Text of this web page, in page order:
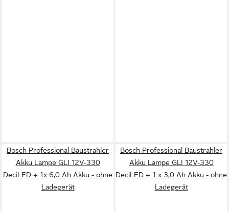
Bosch Professional Baustrahler
Akku Lampe GLI 12V-330
DeciLED + 1x 6,0 Ah Akku - ohne
Ladegerät
Bosch Professional Baustrahler
Akku Lampe GLI 12V-330
DeciLED + 1 x 3,0 Ah Akku - ohne
Ladegerät